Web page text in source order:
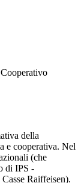
della
e cooperativa. Nel
(che
di IPS -
Raiffeisen).